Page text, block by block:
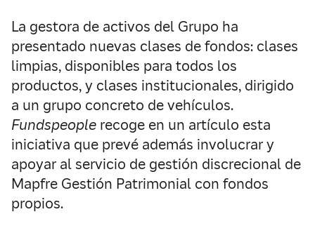
La gestora de activos del Grupo ha
presentado nuevas clases de fondos: clases
limpias, disponibles para todos los
productos, y clases institucionales, dirigido
a un grupo concreto de vehículos.
Fundspeople recoge en un artículo esta
iniciativa que prevé además involucrar y
apoyar al servicio de gestión discrecional de
Mapfre Gestión Patrimonial con fondos
propios.